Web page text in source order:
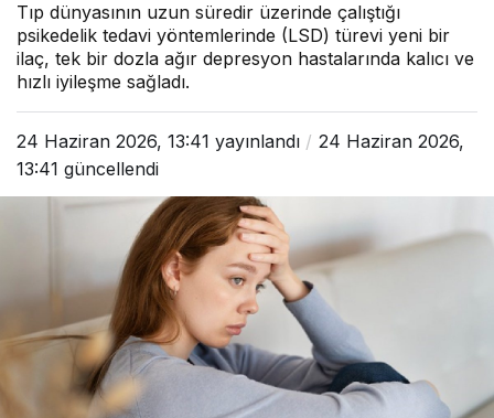
Tıp dünyasının uzun süredir üzerinde çalıştığı
psikedelik tedavi yöntemlerinde (LSD) türevi yeni bir
ilaç, tek bir dozla ağır depresyon hastalarında kalıcı ve
hızlı iyileşme sağladı.
24 Haziran 2026, 13:41 yayınlandı
24 Haziran 2026,
13:41 güncellendi